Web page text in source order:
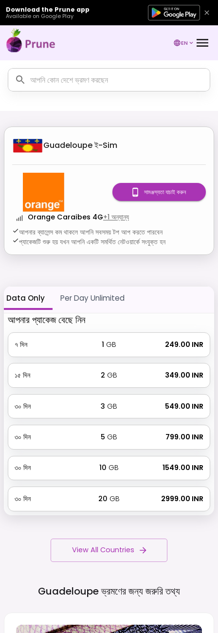
Download the Prune app
Available on Google Play
EN
Guadeloupeই-Sim
Orange Caraibes 4G+1 অন্যান্য
আপনার ব্যালেন্স কম থাকলে আপনি সবসময় টপ আপ করতে পারবেন
প্যাকেজটি শুরু হয় যখন আপনি একটি সমর্থিত নেটওয়ার্কে সংযুক্ত হন
সামঞ্জস্যতা যাচাই করুন
Data Only Per Day Unlimited
আপনার প্যাকেজ বেছে নিন
৭ দিন 1 GB ₹ 249.00 INR
১৫ দিন 2 GB ₹ 349.00 INR
৩০ দিন 3 GB ₹ 549.00 INR
৩০ দিন 5 GB ₹ 799.00 INR
৩০ দিন 10 GB ₹ 1549.00 INR
৩০ দিন 20 GB ₹ 2999.00 INR
View All Countries
Guadeloupe ভ্রমণের জন্য জরুরিতথ্য